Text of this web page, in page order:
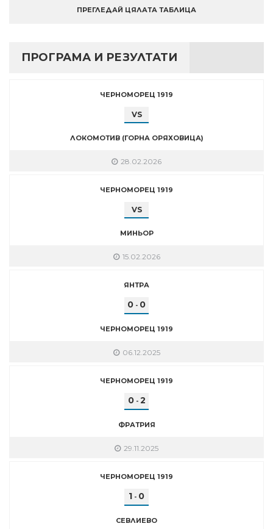
ПРЕГЛЕДАЙ ЦЯЛАТА ТАБЛИЦА
ПРОГРАМА И РЕЗУЛТАТИ
ЧЕРНОМОРЕЦ 1919
VS
ЛОКОМОТИВ (ГОРНА ОРЯХОВИЦА)
28.02.2026
ЧЕРНОМОРЕЦ 1919
VS
МИНЬОР
15.02.2026
ЯНТРА
0 - 0
ЧЕРНОМОРЕЦ 1919
06.12.2025
ЧЕРНОМОРЕЦ 1919
0- 2
ФРАТРИЯ
29.11.2025
ЧЕРНОМОРЕЦ 1919
1 - 0
СЕВЛИЕВО